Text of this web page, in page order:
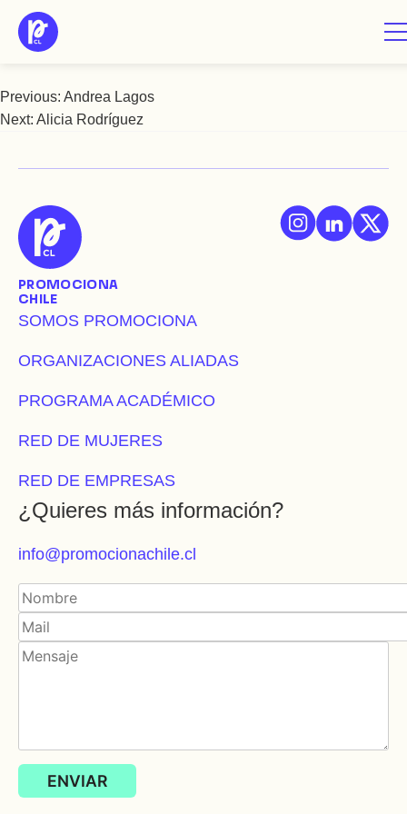
Saltar
Ana Bocic Meneses
Navegación
entradas
Previous: Andrea Lagos
Next: Alicia Rodríguez
PROMOCIONA
CHILE
SOMOS PROMOCIONA
ORGANIZACIONES ALIADAS
PROGRAMA ACADÉMICO
RED DE MUJERES
RED DE EMPRESAS
¿Quieres más información?
info@promocionachile.cl